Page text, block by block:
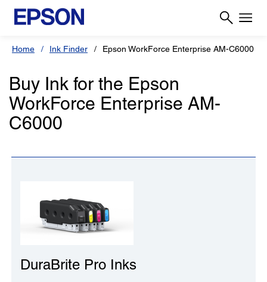
Home Ink Finder Epson WorkForce Enterprise AM-C6000
Buy Ink for the Epson
WorkForce Enterprise AM-
C6000
DuraBrite Pro Inks